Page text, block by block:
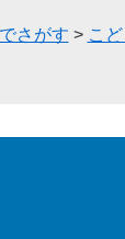
さがす > こ